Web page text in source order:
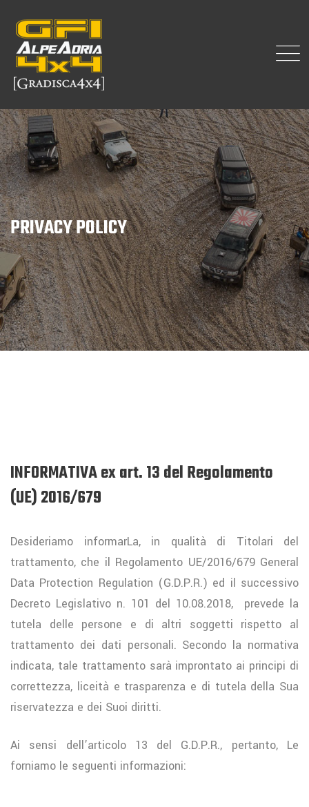
PRIVACY POLICY
INFORMATIVA ex art. 13 del Regolamento
(UE) 2016/679
Desideriamo informarLa, in qualità di Titolari del
trattamento, che il Regolamento UE/2016/679 General
Data Protection Regulation (G.D.P.R.) ed il successivo
Decreto Legislativo n. 101 del 10.08.2018, prevede la
tutela delle persone e di altri soggetti rispetto al
trattamento dei dati personali. Secondo la normativa
indicata, tale trattamento sarà improntato ai principi di
correttezza, liceità e trasparenza e di tutela della Sua
riservatezza e dei Suoi diritti.
Ai sensi dell’articolo 13 del G.D.P.R., pertanto, Le
forniamo le seguenti informazioni: